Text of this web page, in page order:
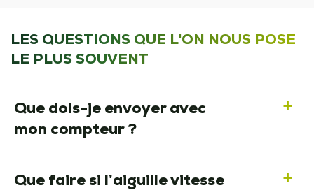
LES QUESTIONS QUE L'ON NOUS POSE
LE PLUS SOUVENT
a
Que dois-je envoyer avec
mon compteur ?
a
Que faire si l’aiguille vitesse